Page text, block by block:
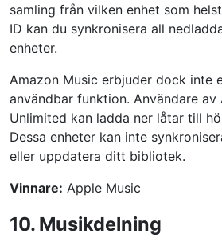
samling från vilken enhet som
ID kan du synkronisera all
enheter.
Amazon Music erbjuder dock inte
användbar funktion. Användare av
Unlimited kan ladda ner låtar till
Dessa enheter kan inte
eller uppdatera ditt bibliotek.
Vinnare: Apple Music
10. Musikdelning